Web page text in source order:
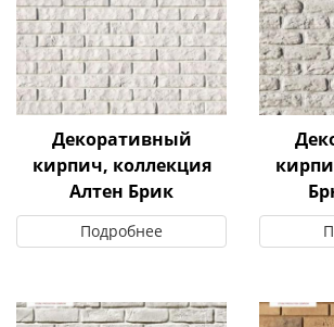
Декоративный
кирпич, коллекция
Алтен Брик
Подробнее